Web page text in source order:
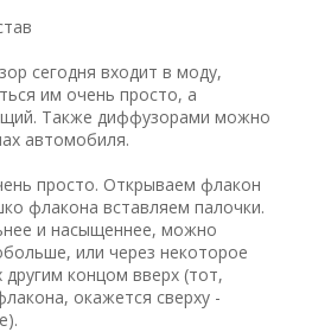
сегодня входит в моду,
им очень просто, а
Также диффузорами можно
автомобиля.
просто. Открываем флакон
флакона вставляем палочки.
и насыщеннее, можно
или через некоторое
концом вверх (тот,
окажется сверху -